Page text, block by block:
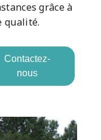
grâce à
qualité.
Contactez-
nous